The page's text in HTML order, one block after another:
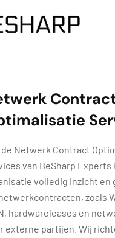
de Netwerk Contract
van BeSharp Experts
volledig inzicht en
zoals
hardwareleases en
externe partijen. Wij